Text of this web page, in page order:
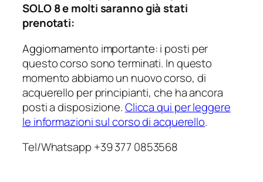
SOLO 8 e molti saranno già stati
prenotati:
Aggiornamento importante: i posti per
questo corso sono terminati. In questo
momento abbiamo un nuovo corso, di
acquerello per principianti, che ha ancora
posti a disposizione.Clicca qui per leggere
le informazioni sul corso di acquerello.
Tel/Whatsapp +39 377 0853568